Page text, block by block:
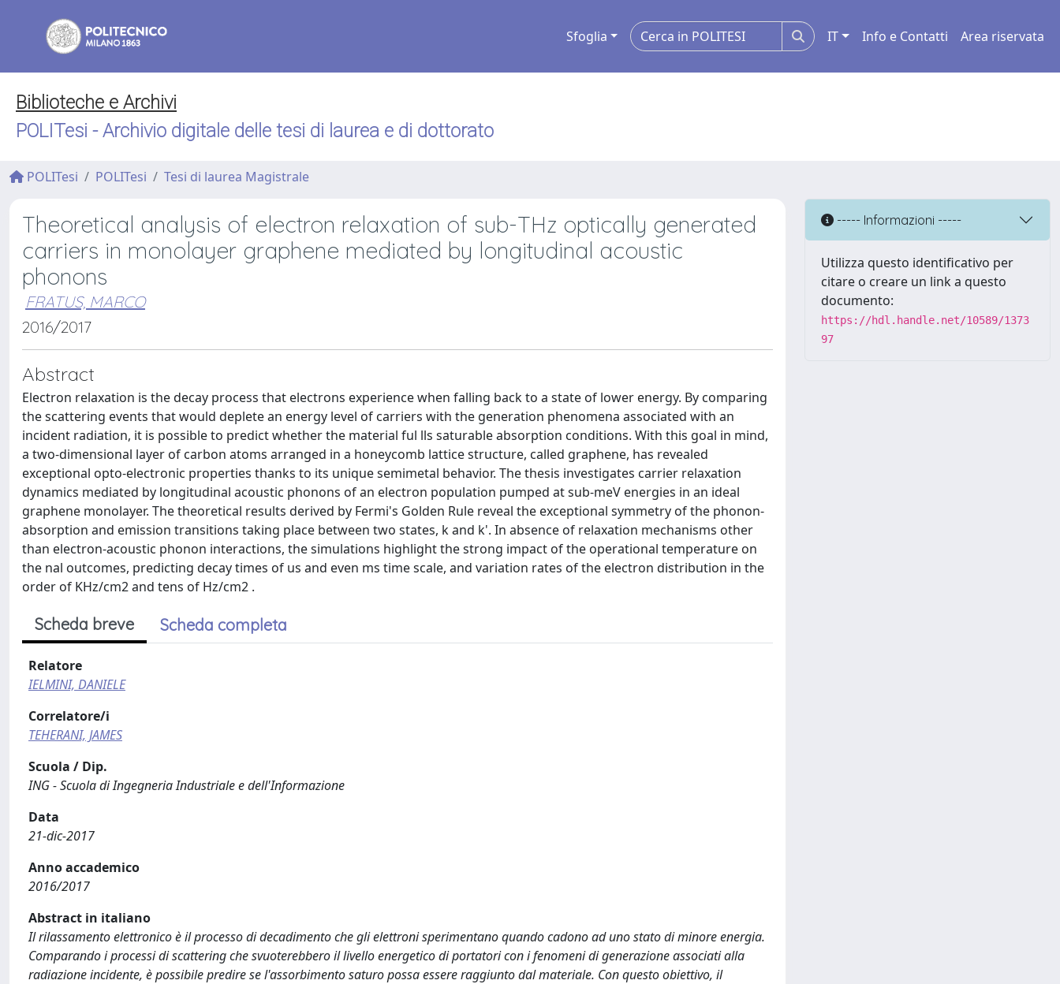
Sfoglia IT Info e Contatti Area riservata
Biblioteche e Archivi
POLITesi - Archivio digitale delle tesi di laurea e di dottorato
POLITesi POLITesi Tesi di laurea Magistrale
Theoretical analysis of electron relaxation of sub-THz optically generated
carriers in monolayer graphene mediated by longitudinal acoustic
phonons
FRATUS, MARCO
2016/2017
Abstract
Electron relaxation is the decay process that electrons experience when falling back to a state of lower energy. By comparing
the scattering events that would deplete an energy level of carriers with the generation phenomena associated with an
incident radiation, it is possible to predict whether the material ful lls saturable absorption conditions. With this goal in mind,
a two-dimensional layer of carbon atoms arranged in a honeycomb lattice structure, called graphene, has revealed
exceptional opto-electronic properties thanks to its unique semimetal behavior. The thesis investigates carrier relaxation
dynamics mediated by longitudinal acoustic phonons of an electron population pumped at sub-meV energies in an ideal
graphene monolayer. The theoretical results derived by Fermi's Golden Rule reveal the exceptional symmetry of the phonon-
absorption and emission transitions taking place between two states, k and k'. In absence of relaxation mechanisms other
than electron-acoustic phonon interactions, the simulations highlight the strong impact of the operational temperature on
the nal outcomes, predicting decay times of us and even ms time scale, and variation rates of the electron distribution in the
order of KHz/cm2 and tens of Hz/cm2 .
Scheda breve Scheda completa
Relatore
IELMINI, DANIELE
Correlatore/i
TEHERANI, JAMES
Scuola / Dip.
ING - Scuola di Ingegneria Industriale e dell'Informazione
Data
21-dic-2017
Anno accademico
2016/2017
Abstract in italiano
Il rilassamento elettronico è il processo di decadimento che gli elettroni sperimentano quando cadono ad uno stato di minore energia.
Comparando i processi di scattering che svuoterebbero il livello energetico di portatori con i fenomeni di generazione associati alla
radiazione incidente, è possibile predire se l'assorbimento saturo possa essere raggiunto dal materiale. Con questo obiettivo, il
----- Informazioni -----
Utilizza questo identificativo per
citare o creare un link a questo
documento:
https://hdl.handle.net/10589/1373
97